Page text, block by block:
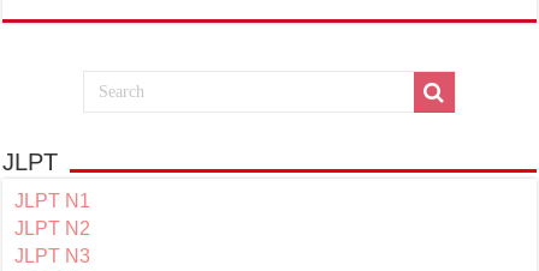
JLPT
JLPT N1
JLPT N2
JLPT N3